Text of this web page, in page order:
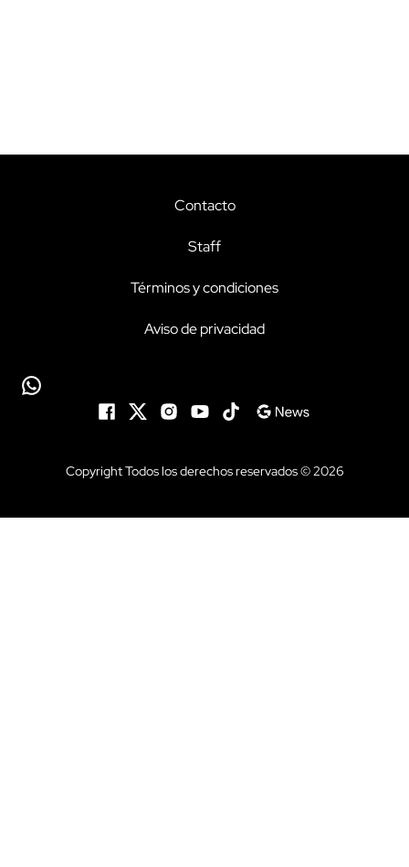
Contacto
Staff
Términos y condiciones
Aviso de privacidad
Copyright Todos los derechos reservados © 2026